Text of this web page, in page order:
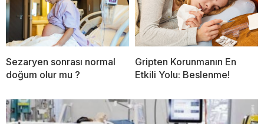
Sezaryen sonrası normal
doğum olur mu ?
Gripten Korunmanın En
Etkili Yolu: Beslenme!